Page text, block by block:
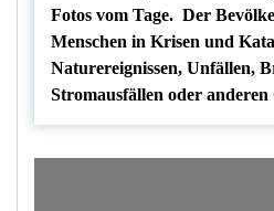
Fotos vom Tage. Der
Menschen in Krisen und
Naturereignissen, Unfällen,
Stromausfällen oder